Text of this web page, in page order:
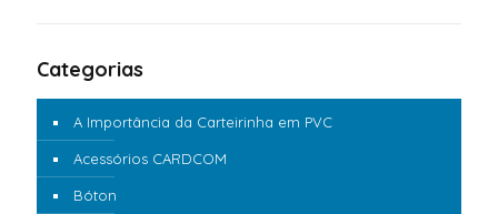
Categorias
A Importância da Carteirinha em PVC
Acessórios CARDCOM
Bóton